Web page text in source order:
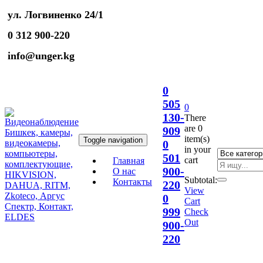
ул. Логвиненко 24/1
0 312 900-220
info@unger.kg
Toggle navigation
Главная
О нас
Контакты
0
505
130-
909
0
501
900-
220
0
999
900-
220
0
There
are 0
item(s)
in your
cart
Subtotal:
View
Cart
Check
Out